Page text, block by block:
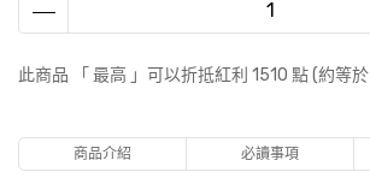
此商品 「 最高 」可以折抵紅利 1510 點 (約等於
商品介紹 必讀事項